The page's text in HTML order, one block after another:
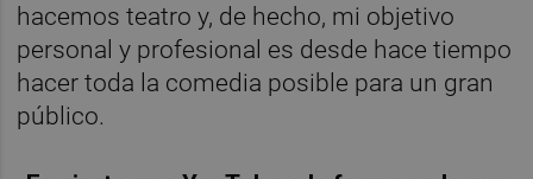
hacemos teatro y, de hecho, mi objetivo
personal y profesional es desde hace tiempo
hacer toda la comedia posible para un gran
público.